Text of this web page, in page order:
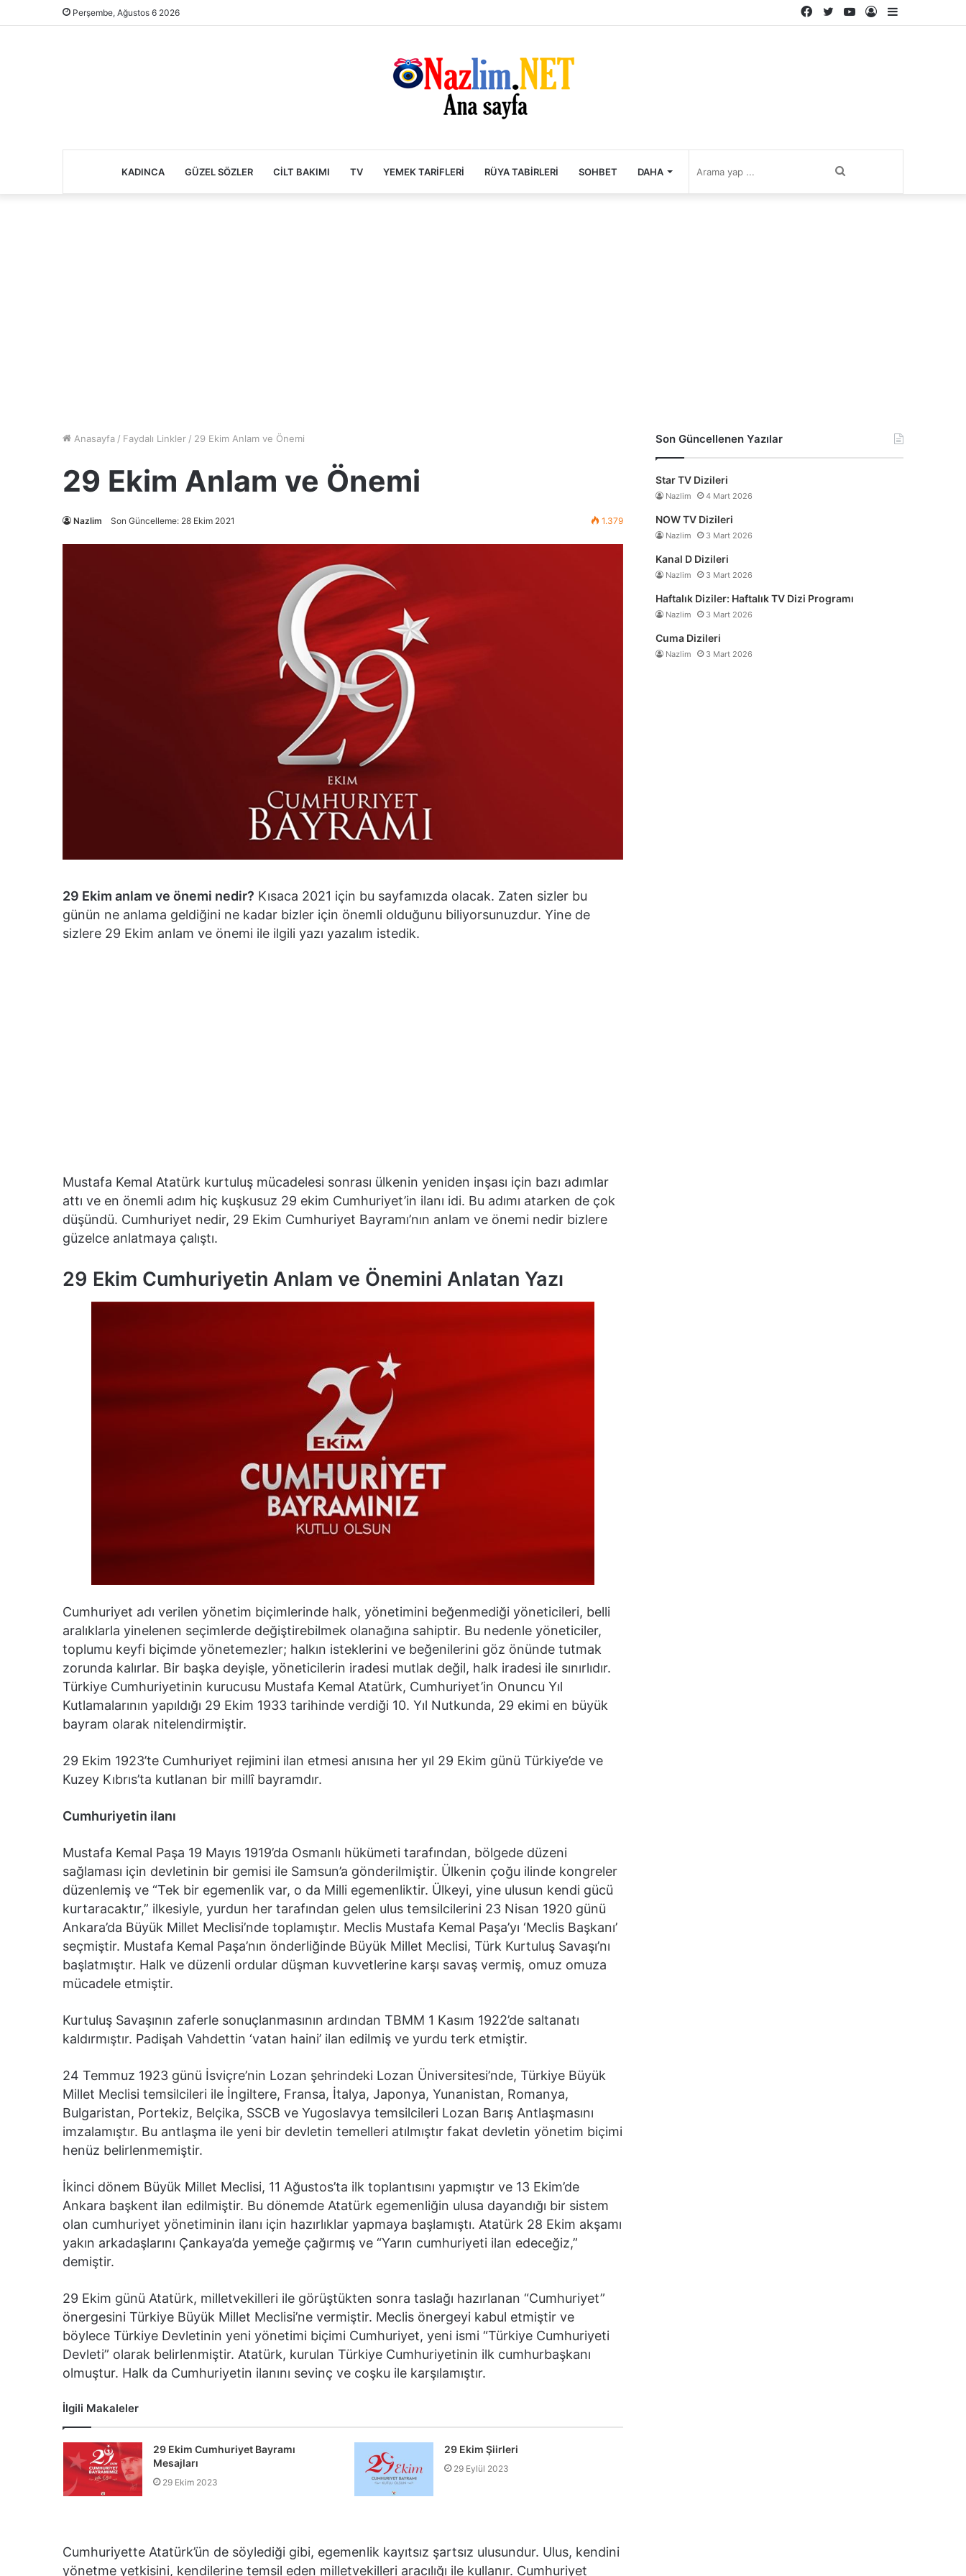
Perşembe, Ağustos 6 2026
Kenar
Kayıt
YouTube
Twitter
Facebook
KADINCA GÜZEL SÖZLER CILT BAKIMI TV YEMEK TARIFLERI RÜYA TABIRLERI SOHBET DAHA
Anasayfa / Faydalı Linkler / 29 Ekim Anlam ve Önemi
29 Ekim Anlam ve Önemi
Nazlim Son Güncelleme: 28 Ekim 2021 1.379
29 Ekim anlam ve önemi nedir? Kısaca 2021 için bu sayfamızda olacak. Zaten sizler bu
günün ne anlama geldiğini ne kadar bizler için önemli olduğunu biliyorsunuzdur. Yine de
sizlere 29 Ekim anlam ve önemi ile ilgili yazı yazalım istedik.
Mustafa Kemal Atatürk kurtuluş mücadelesi sonrası ülkenin yeniden inşası için bazı adımlar
attı ve en önemli adım hiç kuşkusuz 29 ekim Cumhuriyet’in ilanı idi. Bu adımı atarken de çok
düşündü. Cumhuriyet nedir, 29 Ekim Cumhuriyet Bayramı’nın anlam ve önemi nedir bizlere
güzelce anlatmaya çalıştı.
29 Ekim Cumhuriyetin Anlam ve Önemini Anlatan Yazı
Cumhuriyet adı verilen yönetim biçimlerinde halk, yönetimini beğenmediği yöneticileri, belli
aralıklarla yinelenen seçimlerde değiştirebilmek olanağına sahiptir. Bu nedenle yöneticiler,
toplumu keyfi biçimde yönetemezler; halkın isteklerini ve beğenilerini göz önünde tutmak
zorunda kalırlar. Bir başka deyişle, yöneticilerin iradesi mutlak değil, halk iradesi ile sınırlıdır.
Türkiye Cumhuriyetinin kurucusu Mustafa Kemal Atatürk, Cumhuriyet’in Onuncu Yıl
Kutlamalarının yapıldığı 29 Ekim 1933 tarihinde verdiği 10. Yıl Nutkunda, 29 ekimi en büyük
bayram olarak nitelendirmiştir.
29 Ekim 1923’te Cumhuriyet rejimini ilan etmesi anısına her yıl 29 Ekim günü Türkiye’de ve
Kuzey Kıbrıs’ta kutlanan bir millî bayramdır.
Cumhuriyetin ilanı
Mustafa Kemal Paşa 19 Mayıs 1919’da Osmanlı hükümeti tarafından, bölgede düzeni
sağlaması için devletinin bir gemisi ile Samsun’a gönderilmiştir. Ülkenin çoğu ilinde kongreler
düzenlemiş ve “Tek bir egemenlik var, o da Milli egemenliktir. Ülkeyi, yine ulusun kendi gücü
kurtaracaktır,” ilkesiyle, yurdun her tarafından gelen ulus temsilcilerini 23 Nisan 1920 günü
Ankara’da Büyük Millet Meclisi’nde toplamıştır. Meclis Mustafa Kemal Paşa’yı ‘Meclis Başkanı’
seçmiştir. Mustafa Kemal Paşa’nın önderliğinde Büyük Millet Meclisi, Türk Kurtuluş Savaşı’nı
başlatmıştır. Halk ve düzenli ordular düşman kuvvetlerine karşı savaş vermiş, omuz omuza
mücadele etmiştir.
Kurtuluş Savaşının zaferle sonuçlanmasının ardından TBMM 1 Kasım 1922’de saltanatı
kaldırmıştır. Padişah Vahdettin ‘vatan haini’ ilan edilmiş ve yurdu terk etmiştir.
24 Temmuz 1923 günü İsviçre’nin Lozan şehrindeki Lozan Üniversitesi’nde, Türkiye Büyük
Millet Meclisi temsilcileri ile İngiltere, Fransa, İtalya, Japonya, Yunanistan, Romanya,
Bulgaristan, Portekiz, Belçika, SSCB ve Yugoslavya temsilcileri Lozan Barış Antlaşmasını
imzalamıştır. Bu antlaşma ile yeni bir devletin temelleri atılmıştır fakat devletin yönetim biçimi
henüz belirlenmemiştir.
İkinci dönem Büyük Millet Meclisi, 11 Ağustos’ta ilk toplantısını yapmıştır ve 13 Ekim’de
Ankara başkent ilan edilmiştir. Bu dönemde Atatürk egemenliğin ulusa dayandığı bir sistem
olan cumhuriyet yönetiminin ilanı için hazırlıklar yapmaya başlamıştı. Atatürk 28 Ekim akşamı
yakın arkadaşlarını Çankaya’da yemeğe çağırmış ve “Yarın cumhuriyeti ilan edeceğiz,”
demiştir.
29 Ekim günü Atatürk, milletvekilleri ile görüştükten sonra taslağı hazırlanan “Cumhuriyet”
önergesini Türkiye Büyük Millet Meclisi’ne vermiştir. Meclis önergeyi kabul etmiştir ve
böylece Türkiye Devletinin yeni yönetimi biçimi Cumhuriyet, yeni ismi “Türkiye Cumhuriyeti
Devleti” olarak belirlenmiştir. Atatürk, kurulan Türkiye Cumhuriyetinin ilk cumhurbaşkanı
olmuştur. Halk da Cumhuriyetin ilanını sevinç ve coşku ile karşılamıştır.
İlgili Makaleler
29 Ekim Cumhuriyet Bayramı
Mesajları
29 Ekim 2023
29 Ekim Şiirleri
29 Eylül 2023
Cumhuriyette Atatürk’ün de söylediği gibi, egemenlik kayıtsız şartsız ulusundur. Ulus, kendini
yönetme yetkisini, kendilerine temsil eden milletvekilleri aracılığı ile kullanır. Cumhuriyet
Son Güncellenen Yazılar
Star TV Dizileri
Nazlim 4 Mart 2026
NOW TV Dizileri
Nazlim 3 Mart 2026
Kanal D Dizileri
Nazlim 3 Mart 2026
Haftalık Diziler: Haftalık TV Dizi Programı
Nazlim 3 Mart 2026
Cuma Dizileri
Nazlim 3 Mart 2026